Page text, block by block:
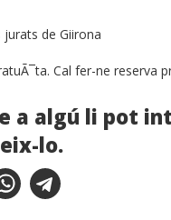
jurats de Giirona
Cal fer-ne reserva
a algú li pot
lo.